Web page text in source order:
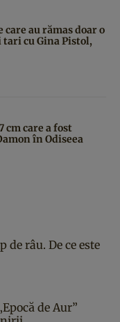
au rămas doar o
cu Gina Pistol,
cm care a fost
în Odiseea
râu. De ce este
de Aur”